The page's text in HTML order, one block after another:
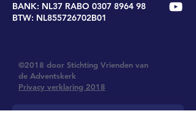
BANK: NL37 RABO 0307 8964 98
BTW: NL855726702B01
©2018 door Stichting Vrienden van
de Adventskerk
Privacy verklaring 2018